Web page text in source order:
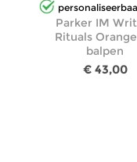
Parker IM
Rituals
balpen
€ 43,00